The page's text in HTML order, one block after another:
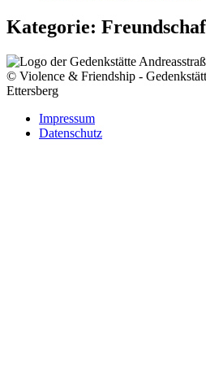
Kategorie:
© Violence & Friendship -
Ettersberg
Impressum
Datenschutz